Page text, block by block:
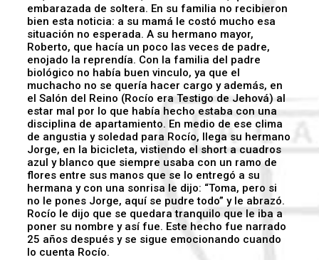
embarazada de soltera. En su familia no recibieron
bien esta noticia: a su mamá le costó mucho esa
situación no esperada. A su hermano mayor,
Roberto, que hacía un poco las veces de padre,
enojado la reprendía. Con la familia del padre
biológico no había buen vinculo, ya que el
muchacho no se quería hacer cargo y además, en
el Salón del Reino (Rocío era Testigo de Jehová) al
estar mal por lo que había hecho estaba con una
disciplina de apartamiento. En medio de ese clima
de angustia y soledad para Rocío, llega su hermano
Jorge, en la bicicleta, vistiendo el short a cuadros
azul y blanco que siempre usaba con un ramo de
flores entre sus manos que se lo entregó a su
hermana y con una sonrisa le dijo: “Toma, pero si
no le pones Jorge, aquí se pudre todo” y le abrazó.
Rocío le dijo que se quedara tranquilo que le iba a
poner su nombre y así fue. Este hecho fue narrado
25 años después y se sigue emocionando cuando
lo cuenta Rocío.